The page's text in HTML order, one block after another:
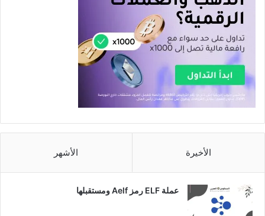
الأخيرة الأشهر
عملة ELF رمز Aelf ومستقبلها